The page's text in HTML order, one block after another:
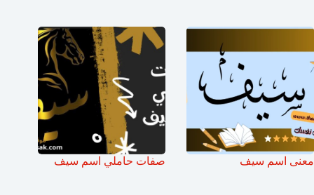
معنى اسم سيف صفات حاملي اسم سيف